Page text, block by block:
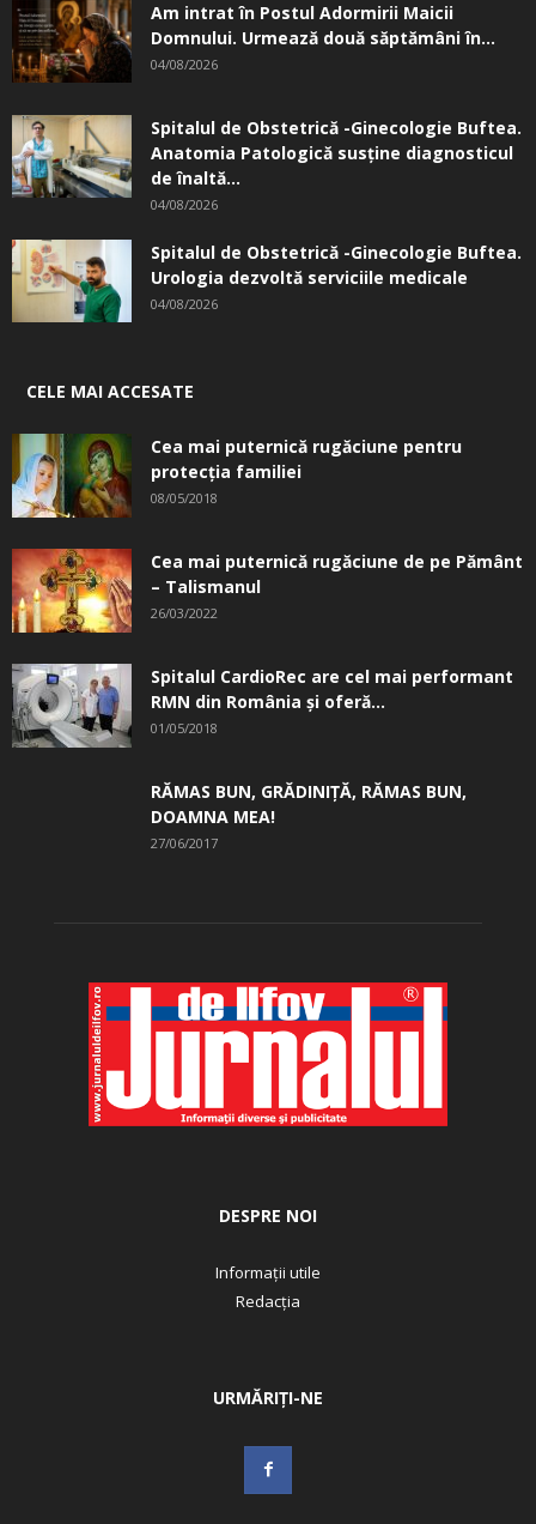
Am intrat în Postul Adormirii Maicii
Domnului. Urmează două săptămâni în...
04/08/2026
Spitalul de Obstetrică -Ginecologie Buftea.
Anatomia Patologică susţine diagnosticul
de înaltă...
04/08/2026
Spitalul de Obstetrică -Ginecologie Buftea.
Urologia dezvoltă serviciile medicale
04/08/2026
CELE MAI ACCESATE
Cea mai puternică rugăciune pentru
protecția familiei
08/05/2018
Cea mai puternică rugăciune de pe Pământ
– Talismanul
26/03/2022
Spitalul CardioRec are cel mai performant
RMN din România și oferă...
01/05/2018
RĂMAS BUN, GRĂDINIŢĂ, ­RĂMAS BUN,
DOAMNA MEA!
27/06/2017
DESPRE NOI
Informații utile
Redacția
URMĂRIȚI-NE